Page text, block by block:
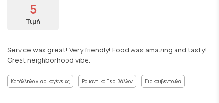
5
Τιμή
Service was great! Very friendly! Food was amazing and tasty!
Great neighborhood vibe.
Κατάλληλο για οικογένειες Ρομαντικό Περιβάλλον Για κουβεντούλα